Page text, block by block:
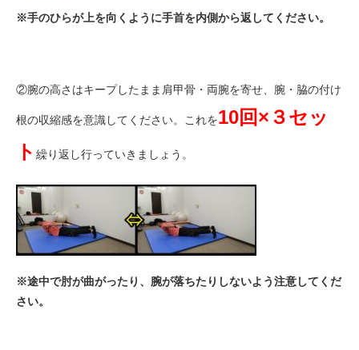
※手のひらが上を向くように手首を内側から返してください。
②腕の高さはキープしたまま肩甲骨・両腕を寄せ、腕・脇の付け
根の収縮感を意識してください。これを10回×３セッ
ト 繰り返し行っていきましょう。
※途中で肘が曲がったり、腕が落ちたりしないよう注意してくだ
さい。